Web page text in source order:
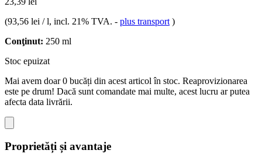
(93,56 lei / l, incl. 21% TVA. - plus transport )
Conţinut: 250 ml
Stoc epuizat
Mai avem doar 0 bucăți din acest articol în stoc. Reaprovizionarea
este pe drum! Dacă sunt comandate mai multe, acest lucru ar putea
afecta data livrării.
Proprietăți și avantaje